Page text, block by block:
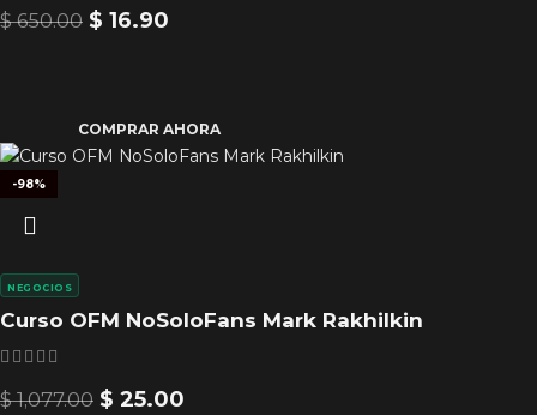
$650.00 $ 16.90
COMPRAR AHORA
-98%
Curso OFM NoSoloFans Mark Rakhilkin
NEGOCIOS
$1,077.00 $ 25.00